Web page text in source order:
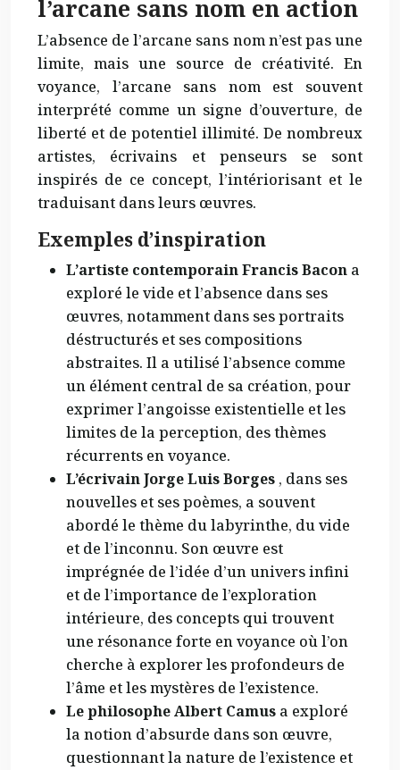
l’arcane sans nom en action
L’absence de l’arcane sans nom n’est pas une
limite, mais une source de créativité. En
voyance, l’arcane sans nom est souvent
interprété comme un signe d’ouverture, de
liberté et de potentiel illimité. De nombreux
artistes, écrivains et penseurs se sont
inspirés de ce concept, l’intériorisant et le
traduisant dans leurs œuvres.
Exemples d’inspiration
L’artiste contemporain Francis Bacon a
exploré le vide et l’absence dans ses
œuvres, notamment dans ses portraits
déstructurés et ses compositions
abstraites. Il a utilisé l’absence comme
un élément central de sa création, pour
exprimer l’angoisse existentielle et les
limites de la perception, des thèmes
récurrents en voyance.
L’écrivain Jorge Luis Borges , dans ses
nouvelles et ses poèmes, a souvent
abordé le thème du labyrinthe, du vide
et de l’inconnu. Son œuvre est
imprégnée de l’idée d’un univers infini
et de l’importance de l’exploration
intérieure, des concepts qui trouvent
une résonance forte en voyance où l’on
cherche à explorer les profondeurs de
l’âme et les mystères de l’existence.
Le philosophe Albert Camus a exploré
la notion d’absurde dans son œuvre,
questionnant la nature de l’existence et